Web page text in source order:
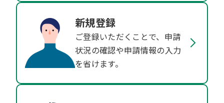
新規登録
ご登録いただくことで、申請
状況の確認や申請情報の入力
を省けます。